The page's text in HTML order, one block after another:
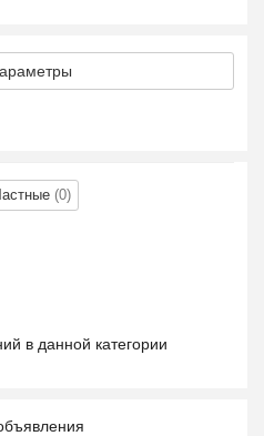
(0)
в данной категории